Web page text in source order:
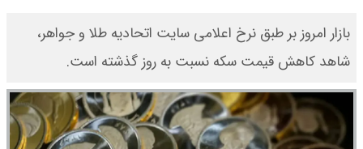
شنبه ۱۷ مرداد ۱۴۰۵ / قیمت دنا چند ؟
+ جدول
ثبت نام سایپا از امروز ۱۷ مرداد ۱۴۰۵
آغاز شد / خرید کوییک با پیش
بازار امروز بر طبق نرخ اعلامی سایت اتحادیه طلا و جواهر،
شاهد کاهش قیمت‌‌‌‌ سکه نسبت به روز گذشته است.